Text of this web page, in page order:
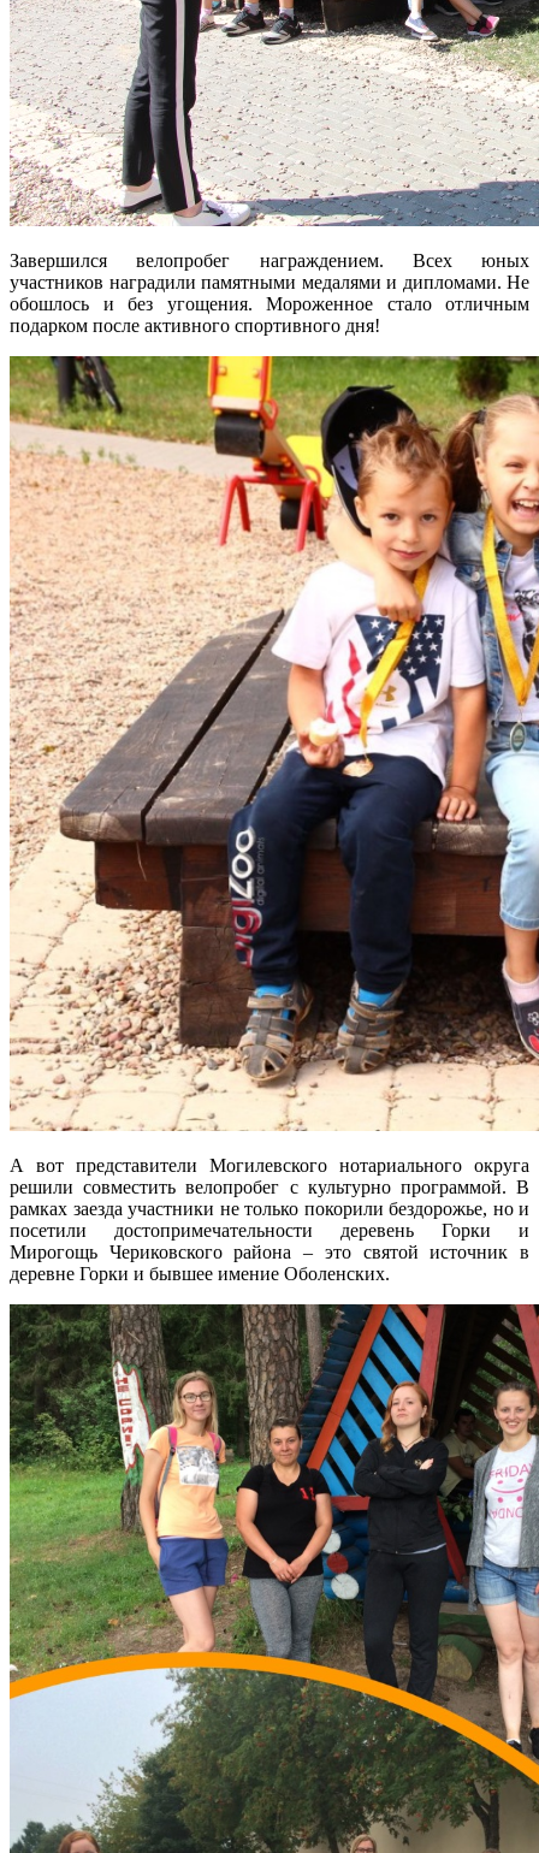
Завершился велопробег награждением. Всех юных
участников наградили памятными медалями и дипломами. Не
обошлось и без угощения. Мороженное стало отличным
подарком после активного спортивного дня!
А вот представители Могилевского нотариального округа
решили совместить велопробег с культурно программой. В
рамках заезда участники не только покорили бездорожье, но и
посетили достопримечательности деревень Горки и
Мирогощь Чериковского района – это святой источник в
деревне Горки и бывшее имение Оболенских.